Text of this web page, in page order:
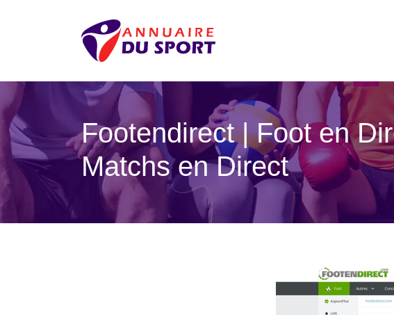
Footen­di­rect | Foot en
Matchs en Direct